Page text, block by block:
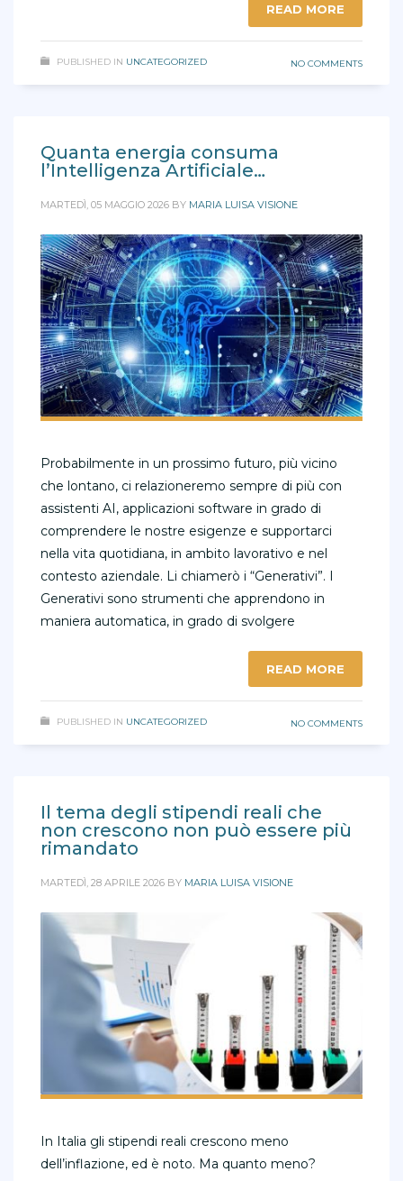
READ MORE
PUBLISHED IN UNCATEGORIZED NO COMMENTS
Quanta energia consuma
l’Intelligenza Artificiale…
MARTEDÌ, 05 MAGGIO 2026 BY MARIA LUISA VISIONE
Probabilmente in un prossimo futuro, più vicino
che lontano, ci relazioneremo sempre di più con
assistenti AI, applicazioni software in grado di
comprendere le nostre esigenze e supportarci
nella vita quotidiana, in ambito lavorativo e nel
contesto aziendale. Li chiamerò i “Generativi”. I
Generativi sono strumenti che apprendono in
maniera automatica, in grado di svolgere
READ MORE
PUBLISHED IN UNCATEGORIZED NO COMMENTS
Il tema degli stipendi reali che
non crescono non può essere più
rimandato
MARTEDÌ, 28 APRILE 2026 BY MARIA LUISA VISIONE
In Italia gli stipendi reali crescono meno
dell’inflazione, ed è noto. Ma quanto meno?